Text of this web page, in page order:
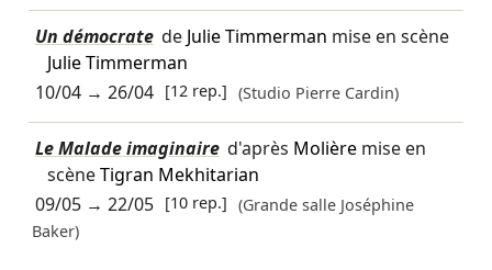
Un démocrate de Julie Timmerman mise en scène
Julie Timmerman
10/04→ 26/04 [12 rep.] (Studio Pierre Cardin)
Le Malade imaginaire d'après Molièremise en
scèneTigran Mekhitarian
09/05→ 22/05 [10 rep.] (Grande salle Joséphine
Baker)